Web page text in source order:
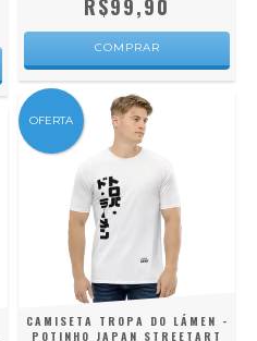
R$99,90
COMPRAR
OFERTA
CAMISETA TROPA DO LÁMEN -
POTINHO JAPAN STREETART